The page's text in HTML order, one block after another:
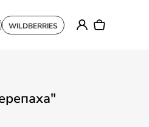
WILDBERRIES